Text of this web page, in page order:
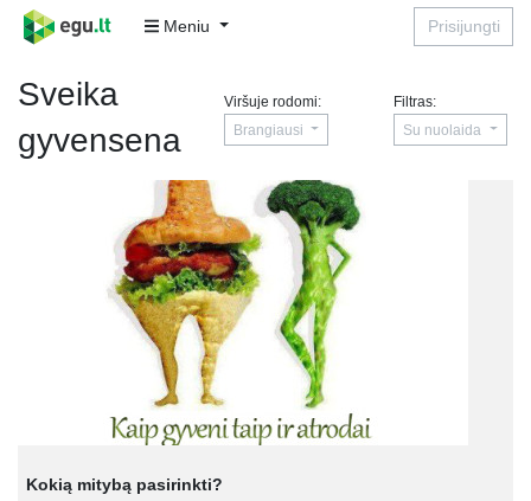
Meniu Prisijungti
Sveika
gyvensena
Viršuje rodomi:
Brangiausi
Filtras:
Su nuolaida
Kokią mitybą pasirinkti?